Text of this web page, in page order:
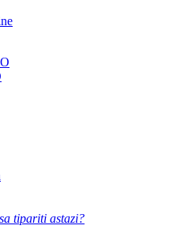
tipariti astazi?